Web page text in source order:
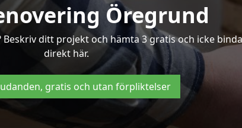
Öregrund
ditt projekt och hämta 3 gratis och icke
direkt här.
gratis och utan förpliktelser